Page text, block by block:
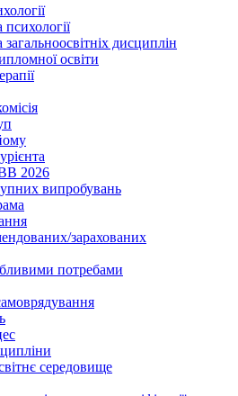
дисциплін
освіти
2026
випробувань
зарахованих
потребами
середовище